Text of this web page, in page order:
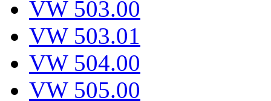
VW 503.00
VW 503.01
VW 504.00
VW 505.00